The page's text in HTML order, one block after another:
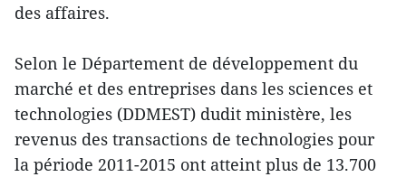
des affaires.
Selon le Département de développement du
marché et des entreprises dans les sciences et
technologies (DDMEST) dudit ministère, les
revenus des transactions de technologies pour
la période 2011-2015 ont atteint plus de 13.700